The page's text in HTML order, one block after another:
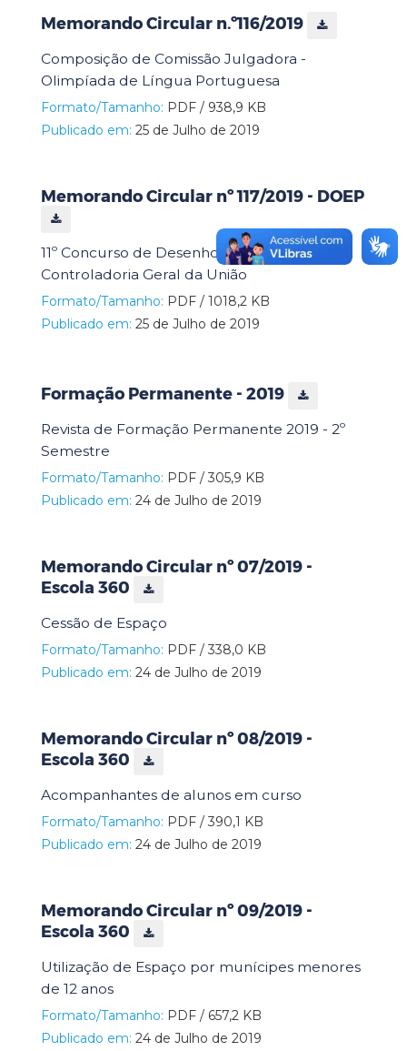
Memorando Circular n.º116/2019
Composição de Comissão Julgadora -
Olimpíada de Língua Portuguesa
Formato/Tamanho: PDF / 938,9 KB
Publicado em: 25 de Julho de 2019
Memorando Circular nº 117/2019 - DOEP
11º Concurso de Desenho e Redação da
Controladoria Geral da União
Formato/Tamanho: PDF / 1018,2 KB
Publicado em: 25 de Julho de 2019
Formação Permanente - 2019
Revista de Formação Permanente 2019 - 2º
Semestre
Formato/Tamanho: PDF / 305,9 KB
Publicado em: 24 de Julho de 2019
Memorando Circular nº 07/2019 -
Escola 360
Cessão de Espaço
Formato/Tamanho: PDF / 338,0 KB
Publicado em: 24 de Julho de 2019
Memorando Circular nº 08/2019 -
Escola 360
Acompanhantes de alunos em curso
Formato/Tamanho: PDF / 390,1 KB
Publicado em: 24 de Julho de 2019
Memorando Circular nº 09/2019 -
Escola 360
Utilização de Espaço por munícipes menores
de 12 anos
Formato/Tamanho: PDF / 657,2 KB
Publicado em: 24 de Julho de 2019